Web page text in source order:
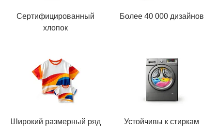
Сертифицированный
хлопок
Более 40 000 дизайнов
Широкий размерный ряд Устойчивы к стиркам